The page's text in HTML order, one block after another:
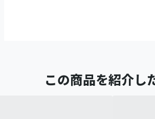
この商品を紹介し